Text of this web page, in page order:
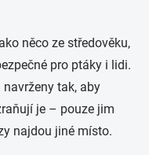
něco ze středověku,
pro ptáky i lidi.
navrženy tak, aby
je – pouze jim
najdou jiné místo.